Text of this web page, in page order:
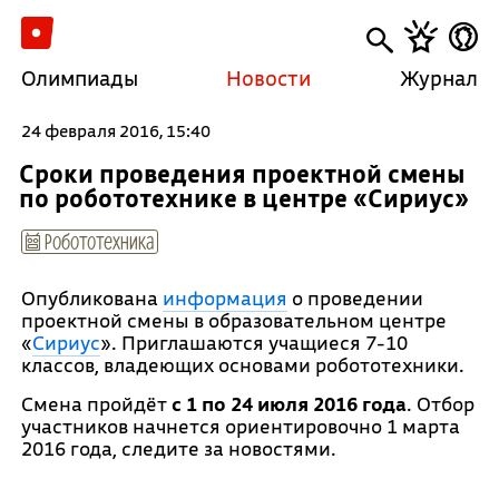
Олимпиады Новости Журнал
24 февраля 2016, 15:40
Сроки проведения проектной смены
по робототехнике в центре «Сириус»
Робототехника
Опубликована информация о проведении
проектной смены в образовательном центре
«Сириус». Приглашаются учащиеся 7-10
классов, владеющих основами робототехники.
Смена пройдётс 1 по 24 июля 2016 года. Отбор
участников начнется ориентировочно 1 марта
2016 года, следите за новостями.